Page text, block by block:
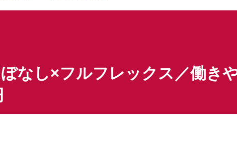
なし×フルフレックス／働き